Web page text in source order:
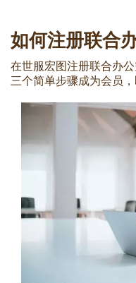
如何注册联合
在世服宏图注册联合办
三个简单步骤成为会员